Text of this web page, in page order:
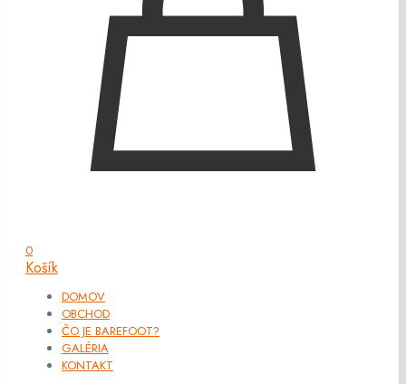
0
Košík
DOMOV
OBCHOD
ČO JE BAREFOOT?
GALÉRIA
KONTAKT